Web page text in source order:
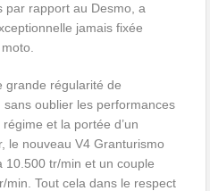
par rapport au Desmo, a
jamais fixée
grande régularité de
oublier les performances
et la portée d’un
le nouveau V4 Granturismo
10.500 tr/min et un couple
min. Tout cela dans le respect